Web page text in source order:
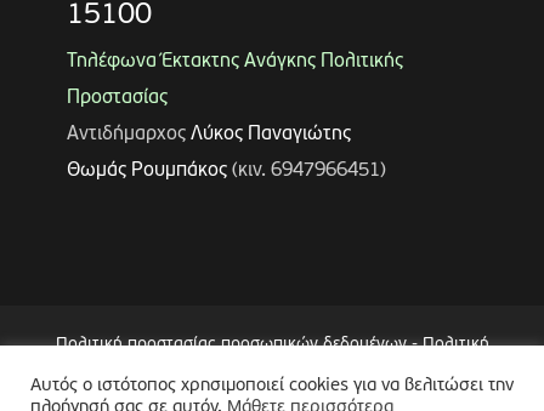
15100
Τηλέφωνα Έκτακτης Ανάγκης Πολιτικής
Προστασίας
Αντιδήμαρχος Λύκος Παναγιώτης
Θωμάς Ρουμπάκος(κιν. 6947966451)
Πολιτική προστασίας προσωπικών δεδομένων-Πολιτική
Επεξεργασίας Δεδομένων μέσω Συστήματος Βιντεοεπιτήρησης
Αυτός ο ιστότοπος χρησιμοποιεί cookies για να βελιτώσει την